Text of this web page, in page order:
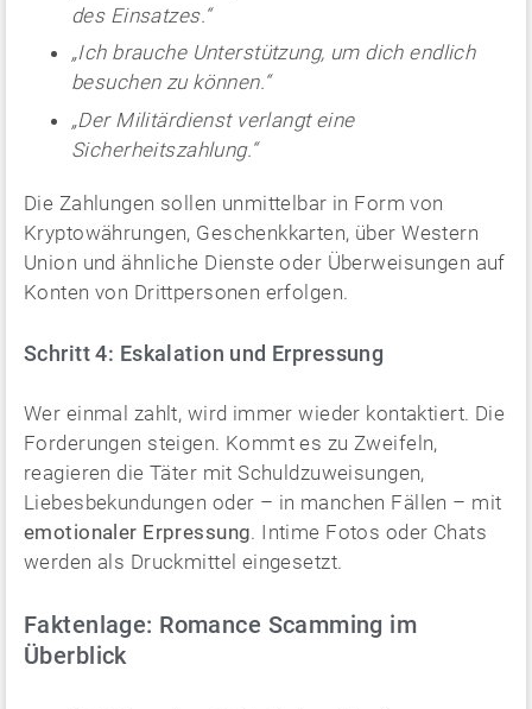
des Einsatzes.“
„Ich brauche Unterstützung, um dich endlich
besuchen zu können.“
„Der Militärdienst verlangt eine
Sicherheitszahlung.“
Die Zahlungen sollen unmittelbar in Form von
Kryptowährungen, Geschenkkarten, über Western
Union und ähnliche Dienste oder Überweisungen auf
Konten von Drittpersonen erfolgen.
Schritt 4: Eskalation und Erpressung
Wer einmal zahlt, wird immer wieder kontaktiert. Die
Forderungen steigen. Kommt es zu Zweifeln,
reagieren die Täter mit Schuldzuweisungen,
Liebesbekundungen oder – in manchen Fällen – mit
emotionaler Erpressung. Intime Fotos oder Chats
werden als Druckmittel eingesetzt.
Faktenlage: Romance Scamming im
Überblick